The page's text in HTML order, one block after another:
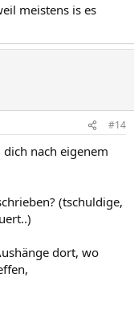
meistens is es
#14
nach eigenem
(tschuldige,
dort, wo